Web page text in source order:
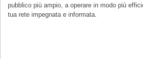
pubblico più ampio, a operare in modo più
tua rete impegnata e informata.